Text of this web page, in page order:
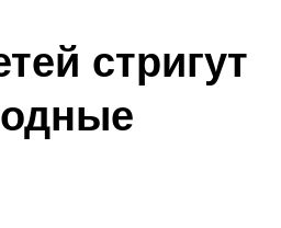
стригут